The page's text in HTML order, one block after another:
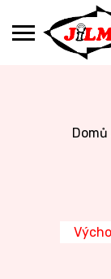
Domů